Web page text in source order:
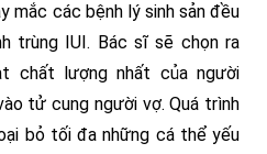
mắc các bệnh lý sinh sản đều
trùng IUI. Bác sĩ sẽ chọn ra
chất lượng nhất của người
tử cung người vợ. Quá trình
bỏ tối đa những cá thể yếu